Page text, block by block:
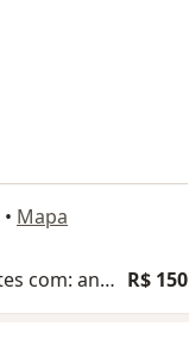
• Mapa
Acompanhamento a pacientes com: ansiedade,depressão, fobias e traumas psicológicos R$ 150